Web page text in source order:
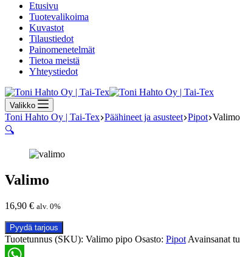
Etusivu
Tuotevalikoima
Kuvastot
Tilaustiedot
Painomenetelmät
Tietoa meistä
Yhteystiedot
Valikko
Toni Hahto Oy | Tai-Tex Päähineet ja asusteet Pipot Valimo
🔍
Valimo
16,90 € alv. 0%
Pyydä tarjous
Tuotetunnus (SKU): Valimo pipo Osasto: Pipot Avainsanat